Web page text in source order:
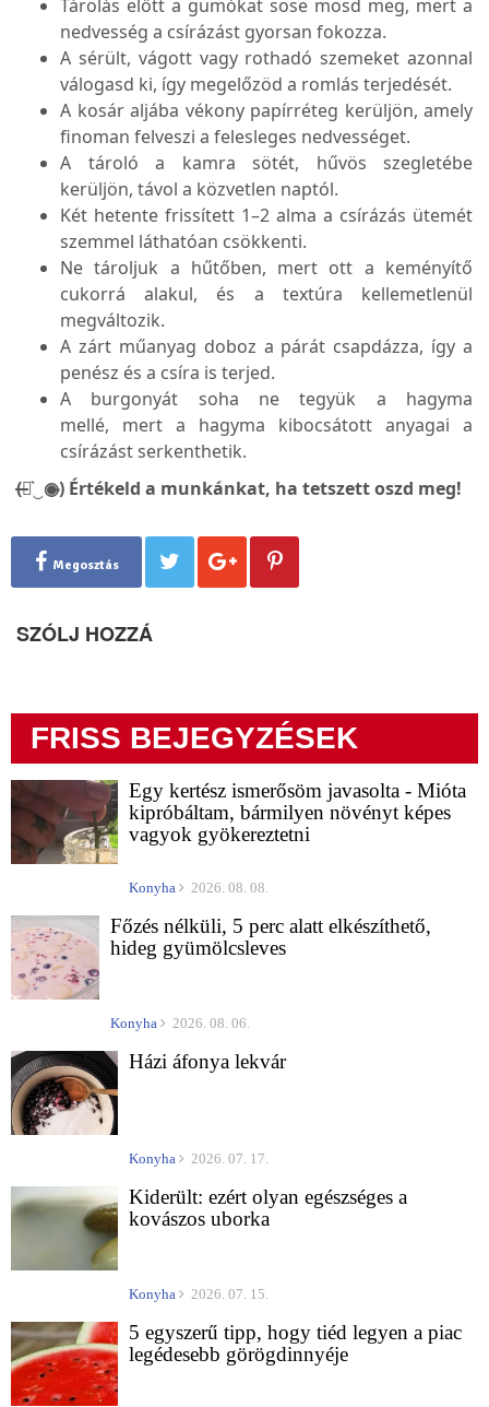
Tárolás előtt a gumókat sose mosd meg, mert a
nedvesség a csírázást gyorsan fokozza.
A sérült, vágott vagy rothadó szemeket azonnal
válogasd ki, így megelőzöd a romlás terjedését.
A kosár aljába vékony papírréteg kerüljön, amely
finoman felveszi a felesleges nedvességet.
A tároló a kamra sötét, hűvös szegletébe
kerüljön, távol a közvetlen naptól.
Két hetente frissített 1–2 alma a csírázás ütemét
szemmel láthatóan csökkenti.
Ne tároljuk a hűtőben, mert ott a keményítő
cukorrá alakul, és a textúra kellemetlenül
megváltozik.
A zárt műanyag doboz a párát csapdázza, így a
penész és a csíra is terjed.
A burgonyát soha ne tegyük a hagyma
mellé, mert a hagyma kibocsátott anyagai a
csírázást serkenthetik.
(̶◉͛‿◉̶) Értékeld a munkánkat, ha tetszett oszd meg!
Megosztás
SZÓLJ HOZZÁ
FRISS BEJEGYZÉSEK
Egy kertész ismerősöm javasolta - Mióta
kipróbáltam, bármilyen növényt képes
vagyok gyökereztetni
Konyha 2026. 08. 08.
Főzés nélküli, 5 perc alatt elkészíthető,
hideg gyümölcsleves
Konyha 2026. 08. 06.
Házi áfonya lekvár
Konyha 2026. 07. 17.
Kiderült: ezért olyan egészséges a
kovászos uborka
Konyha 2026. 07. 15.
5 egyszerű tipp, hogy tiéd legyen a piac
legédesebb görögdinnyéje